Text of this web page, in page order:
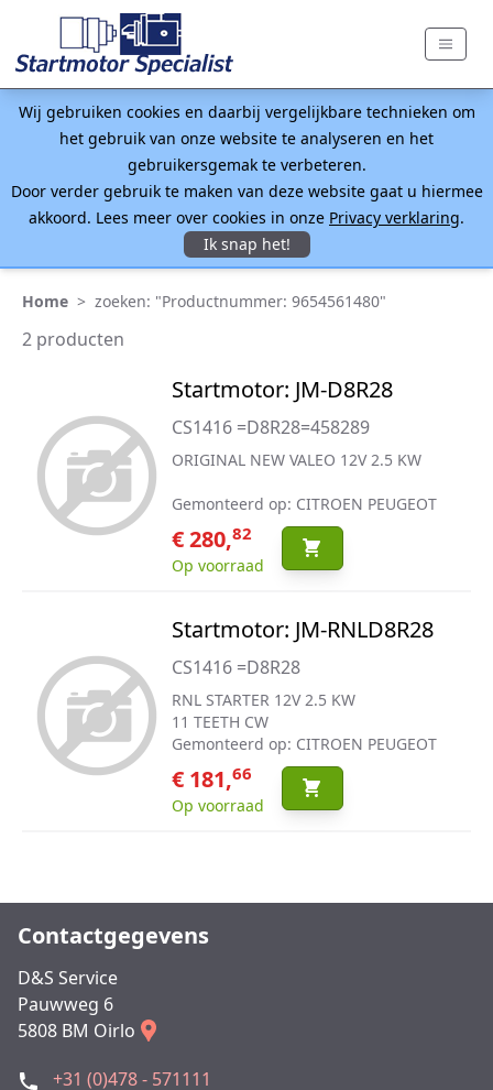
Wij gebruiken cookies en daarbij vergelijkbare technieken om
het gebruik van onze website te analyseren en het
gebruikersgemak te verbeteren.
Door verder gebruik te maken van deze website gaat u hiermee
akkoord. Lees meer over cookies in onze Privacy verklaring.
Ik snap het!
Home > zoeken: "Productnummer: 9654561480"
2 producten
Startmotor: JM-D8R28
CS1416 =D8R28=458289
ORIGINAL NEW VALEO 12V 2.5 KW
Gemonteerd op: CITROEN PEUGEOT
€ 280,82
Op voorraad
Startmotor: JM-RNLD8R28
CS1416 =D8R28
RNL STARTER 12V 2.5 KW
11 TEETH CW
Gemonteerd op: CITROEN PEUGEOT
€ 181,66
Op voorraad
Contactgegevens
D&S Service
Pauwweg 6
5808 BM Oirlo
+31 (0)478 - 571111